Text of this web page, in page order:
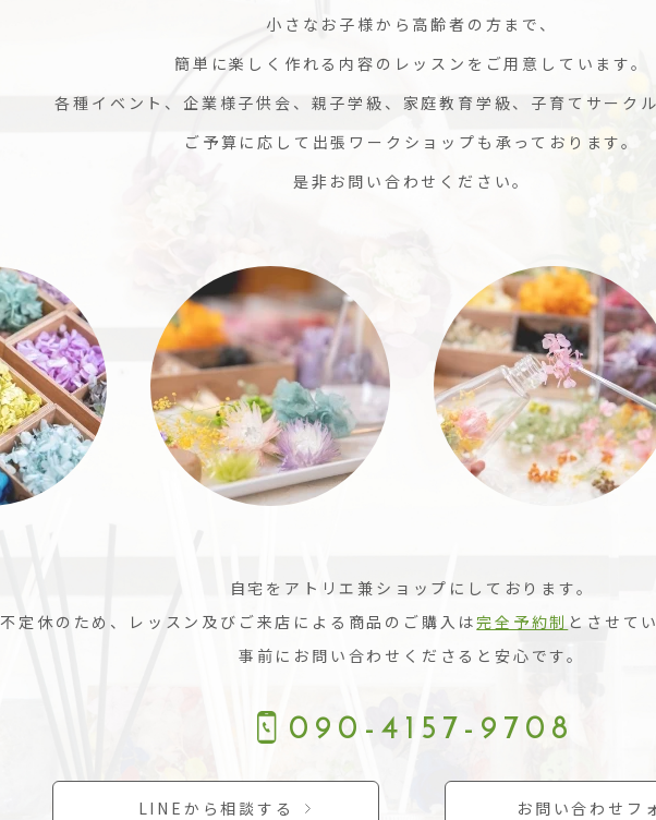
小さなお子様から高齢者の方まで、
簡単に楽しく作れる内容のレッスンをご用意しています。
各種イベント、企業様子供会、親子学級、家庭教育学級、子育てサーク
ご予算に応して出張ワークショップも承っております。
是非お問い合わせください。
自宅をアトリエ兼ショップにしております。
不定休のため、レッスン及びご来店による商品のご購入は完全予約制 とさせて
事前にお問い合わせくださると安心です。
090-4157-9708
LINEから相談する お問い合わせフ